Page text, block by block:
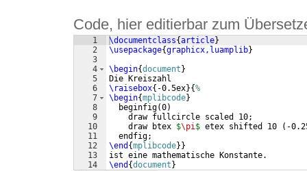
Code, hier editierbar zum
1
2
3
4
5
6
7
8
9
10
11
12
13
14
\documentclass{article}
\usepackage{graphicx,luamplib}
\begin{document }
Die Kreiszahl
\raisebox{ -0.5ex}{%
\begin{mplibcode}
  beginfig
(0)
    draw fullcircle scaled 10;
    draw btex
$\pi$ etex shifted 10 ( -
  endfig;
\end {mplibcode} }
ist eine mathematische Konstante.
\end {document }